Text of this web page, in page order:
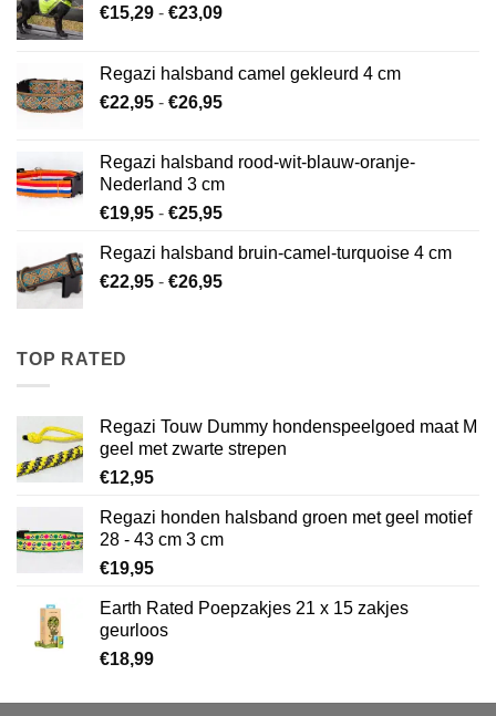
€15,29 - €23,09Prijsklasse:
€23,09
Regazi halsband camel gekleurd 4 cm
€22,95 - €26,95Prijsklasse:
€26,95
Regazi halsband rood-wit-blauw-oranje-
Nederland 3 cm
€19,95 - €25,95Prijsklasse:
tot
€25,95
Regazi halsband bruin-camel-turquoise 4 cm
€22,95 - €26,95Prijsklasse:
TOP RATED
Regazi Touw Dummy hondenspeelgoed maat M
geel met zwarte strepen
€12,95
Regazi honden halsband groen met geel motief
28 - 43 cm 3 cm
€19,95
Earth Rated Poepzakjes 21 x 15 zakjes
geurloos
€18,99